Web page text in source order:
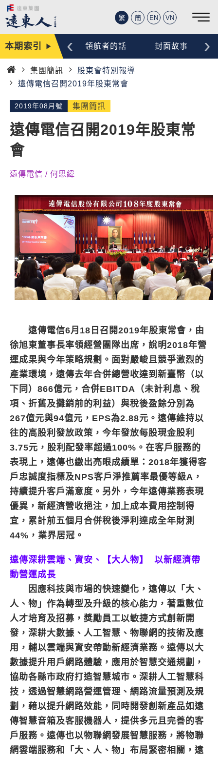
繁 簡 EN VN
本期索引編輯手記 領航者的話 封面故事
‹ ›
首
集團簡訊
股東會特別報導
遠傳電信召開2019年股東常會
2019年08月號 集團簡訊
遠傳電信召開2019年股東常
會
遠傳電信 / 何思緯
遠傳電信6月18日召開2019年股東常會，由
徐旭東董事長率領經營團隊出席，說明2018年營
運成果與今年策略規劃。面對嚴峻且競爭激烈的
產業環境，遠傳去年合併總營收達到新臺幣（以
下同）866億元，合併EBITDA（未計利息、稅
項、折舊及攤銷前的利益）與稅後盈餘分別為
267億元與94億元，EPS為2.88元。遠傳維持以
往的高股利發放政策，今年發放每股現金股利
3.75元，股利配發率超過100%。在客戶服務的
表現上，遠傳也繳出亮眼成績單：2018年獲得客
戶忠誠度指標及NPS客戶淨推薦率最優等級A，
持續提升客戶滿意度。另外，今年遠傳業務表現
優異，新經濟營收挹注，加上成本費用控制得
宜，累計前五個月合併稅後淨利達成全年財測
44%，業界居冠。
遠傳深耕雲端、資安、【大人物】 以新經濟帶
動營運成長
因應科技與市場的快速變化，遠傳以「大、
人、物」作為轉型及升級的核心能力，著重數位
人才培育及招募，獎勵員工以敏捷方式創新開
發，深耕大數據、人工智慧、物聯網的技術及應
用，輔以雲端與資安帶動新經濟業務。遠傳以大
數據提升用戶網路體驗，應用於智慧交通規劃，
協助各縣市政府打造智慧城市。深耕人工智慧科
技，透過智慧網路營運管理、網路流量預測及規
劃，藉以提升網路效能，同時開發創新產品如遠
傳智慧音箱及客服機器人，提供多元且完善的客
戶服務。遠傳也以物聯網發展智慧服務，將物聯
網雲端服務和「大、人、物」布局緊密相關，遠